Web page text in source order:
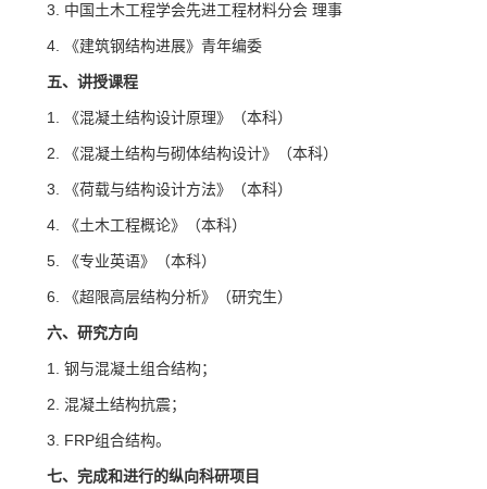
3. 中国土木工程学会先进工程材料分会 理事
4. 《建筑钢结构进展》青年编委
五、讲授课程
1. 《混凝土结构设计原理》（本科）
2. 《混凝土结构与砌体结构设计》（本科）
3. 《荷载与结构设计方法》（本科）
4. 《土木工程概论》（本科）
5. 《专业英语》（本科）
6. 《超限高层结构分析》（研究生）
六、 研究方向
1. 钢与混凝土组合结构；
2. 混凝土结构抗震；
3. FRP组合结构。
七、 完成和进行的纵向科研项目